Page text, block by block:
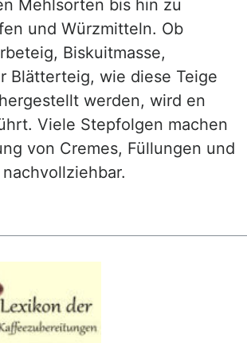
Mehlsorten bis hin zu
und Würzmitteln. Ob
Biskuitmasse,
Blätterteig, wie diese Teige
werden, wird en
Viele Stepfolgen machen
von Cremes, Füllungen und